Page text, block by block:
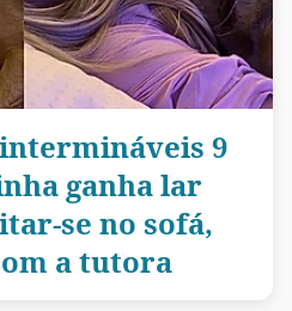
9
ganha lar
se no sofá,
a tutora